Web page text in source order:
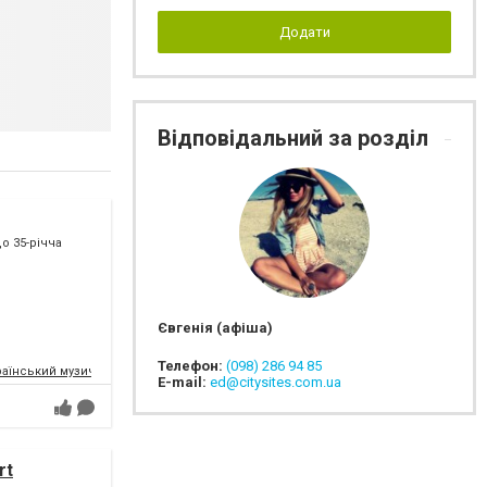
35-річча
музично-драматичний театр ім. В. Г. Магара
Додати
Відповідальний за розділ
Євгенія (афіша)
Телефон: (098) 286 94 85
E-mail: ed@citysites.com.ua